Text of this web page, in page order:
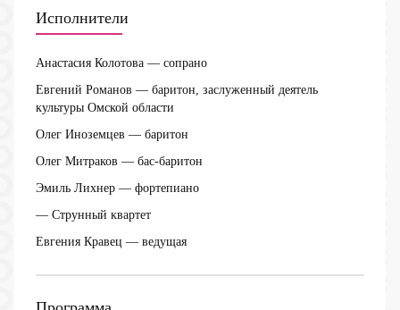
Исполнители
Анастасия Колотова — сопрано
Евгений Романов — баритон, заслуженный деятель
культуры Омской области
Олег Иноземцев — баритон
Олег Митраков — бас-баритон
Эмиль Лихнер — фортепиано
— Струнный квартет
Евгения Кравец — ведущая